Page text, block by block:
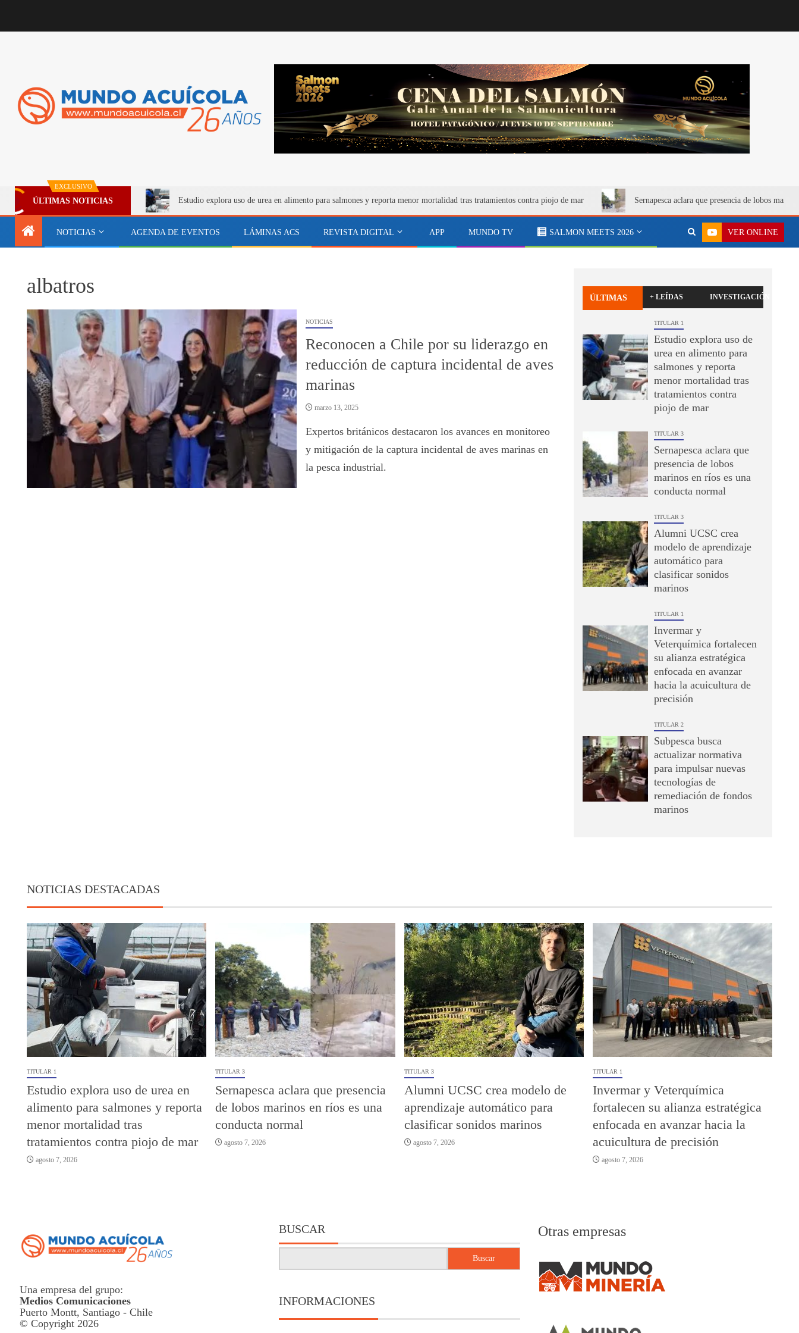
EXCLUSIVO
ÚLTIMAS NOTICIAS Estudio explora uso de urea en alimento para salmones y reporta menor mortalidad tras tratamientos contra piojo de mar Sernapesca aclara que presencia de lobos
NOTICIAS AGENDA DE EVENTOS LÁMINAS ACS REVISTA DIGITAL APP MUNDO TV SALMON MEETS 2026 VER ONLINE
albatros
NOTICIAS
Reconocen a Chile por su liderazgo en
reducción de captura incidental de aves
marinas
marzo 13, 2025
Expertos británicos destacaron los avances en monitoreo
y mitigación de la captura incidental de aves marinas en
la pesca industrial.
ÚLTIMAS + LEÍDAS INVESTIGACIÓN
TITULAR 1
Estudio explora uso de
urea en alimento para
salmones y reporta
menor mortalidad tras
tratamientos contra
piojo de mar
TITULAR 3
Sernapesca aclara que
presencia de lobos
marinos en ríos es una
conducta normal
TITULAR 3
Alumni UCSC crea
modelo de aprendizaje
automático para
clasificar sonidos
marinos
TITULAR 1
Invermar y
Veterquímica fortalecen
su alianza estratégica
enfocada en avanzar
hacia la acuicultura de
precisión
TITULAR 2
Subpesca busca
actualizar normativa
para impulsar nuevas
tecnologías de
remediación de fondos
marinos
NOTICIAS DESTACADAS
TITULAR 1
Estudio explora uso de urea en
alimento para salmones y reporta
menor mortalidad tras
tratamientos contra piojo de mar
agosto 7, 2026
TITULAR 3
Sernapesca aclara que presencia
de lobos marinos en ríos es una
conducta normal
agosto 7, 2026
TITULAR 3
Alumni UCSC crea modelo de
aprendizaje automático para
clasificar sonidos marinos
agosto 7, 2026
TITULAR 1
Invermar y Veterquímica
fortalecen su alianza estratégica
enfocada en avanzar hacia la
acuicultura de precisión
agosto 7, 2026
Una empresa del grupo:
Medios Comunicaciones
Puerto Montt, Santiago - Chile
© Copyright 2026
BUSCAR
Buscar
INFORMACIONES
Otras empresas